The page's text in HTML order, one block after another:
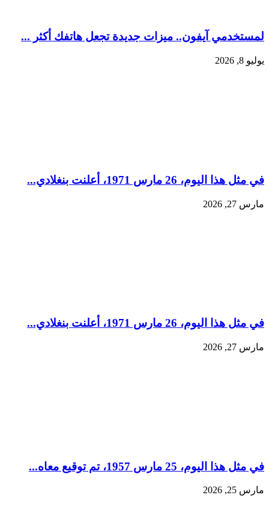
لمستخدمي آيفون.. ميزات جديدة تجعل هاتفك أكثر ...
يوليو 8, 2026
في مثل هذا اليوم، 26 مارس 1971، أعلنت بنغلادي...
مارس 27, 2026
في مثل هذا اليوم، 26 مارس 1971، أعلنت بنغلادي...
مارس 27, 2026
في مثل هذا اليوم، 25 مارس 1957، تم توقيع معاه...
مارس 25, 2026